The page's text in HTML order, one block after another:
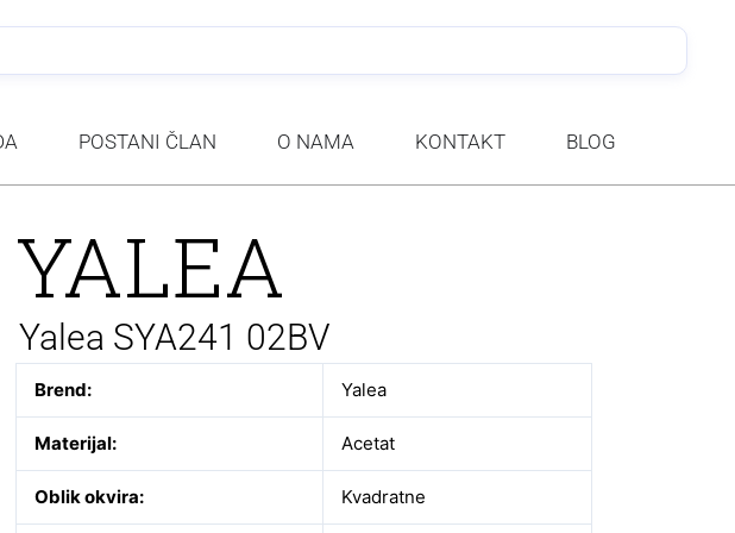
POSTANI ČLAN O NAMA KONTAKT BLOG
YALEA
Yalea SYA241 02BV
Brend: Yalea
Materijal: Acetat
Oblik okvira: Kvadratne